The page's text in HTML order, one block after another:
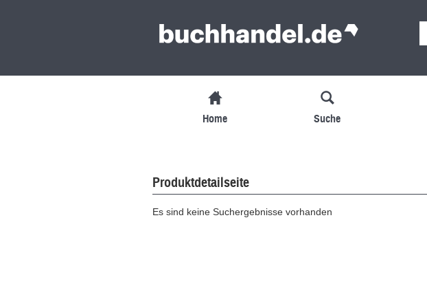
Home Suche
Produktdetailseite
Es sind keine Suchergebnisse vorhanden